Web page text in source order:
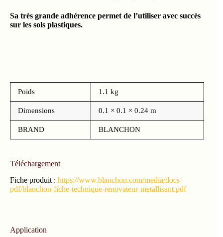
Sa très grande adhérence permet de l’utiliser avec succès
sur les sols plastiques.
Poids 1.1 kg
Dimensions 0.1 × 0.1 × 0.24 m
BRAND BLANCHON
Téléchargement
Fiche produit : https://www.blanchon.com/media/docs-
pdf/blanchon-fiche-technique-renovateur-metallisant.pdf
Application